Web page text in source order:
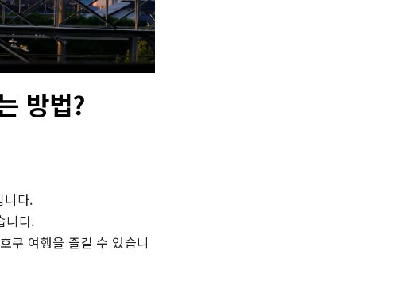
방법?
니다.
니다.
쿠 여행을 즐길 수 있습니